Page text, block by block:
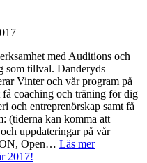
med Auditions och
som tillval. Danderyds
Vinter och vår program på
coaching och träning för dig
och entreprenörskap samt få
(tiderna kan komma att
uppdateringar på vår
Open… Läs mer
2017!